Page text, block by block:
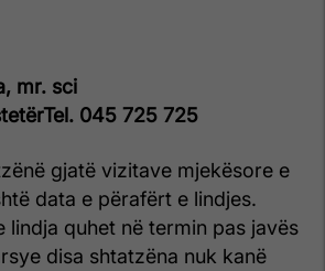
mr. sci
Tel. 045 725 725
gjatë vizitave mjekësore e
data e përafërt e lindjes.
lindja quhet në termin pas javës
disa shtatzëna nuk kanë